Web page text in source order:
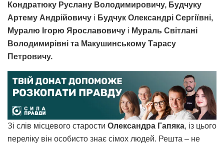
Кондратюку Руслану Володимировичу, Будчуку
Артему Андрійовичу і Будчук Олександрі Сергіївні,
Муралю Ігорю Ярославовичу і Мураль Світлані
Володимирівні та Макушинському Тарасу
Петровичу.
Зі слів місцевого старости Олександра Гапяка, із цього
переліку він особисто знає сімох людей. Решта – не